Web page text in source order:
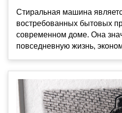
Стиральная машина
востребованных бытовых
современном доме. Она
повседневную жизнь,